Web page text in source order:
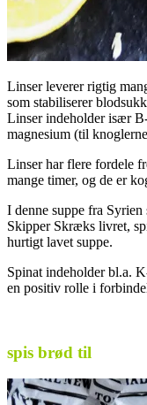
Linser leverer rigtig
som stabiliserer
Linser indeholder især
magnesium (til
Linser har flere fordele
mange timer, og de er
I denne suppe fra
Skipper Skræks livret,
hurtigt lavet suppe.
Spinat indeholder bl.a.
en positiv rolle i
spis brød til